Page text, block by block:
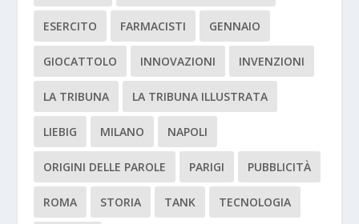
ESERCITO FARMACISTI GENNAIO
GIOCATTOLO INNOVAZIONI INVENZIONI
LA TRIBUNA LA TRIBUNA ILLUSTRATA
LIEBIG MILANO NAPOLI
ORIGINI DELLE PAROLE PARIGI PUBBLICITÀ
ROMA STORIA TANK TECNOLOGIA